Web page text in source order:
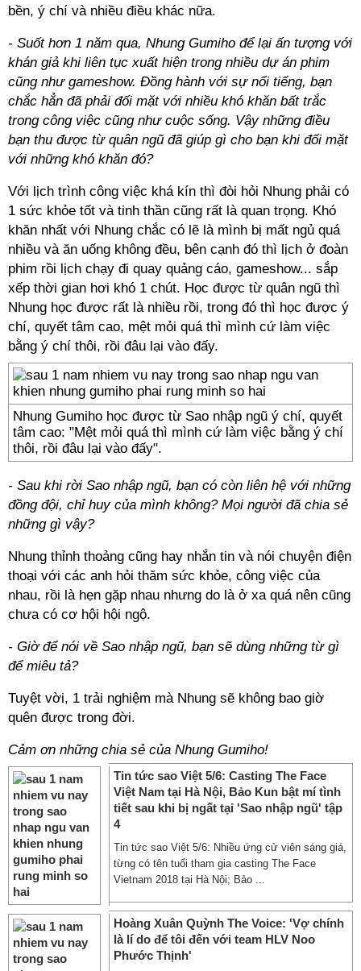
bền, ý chí và nhiều điều khác nữa.
- Suốt hơn 1 năm qua, Nhung Gumiho để lại ấn tượng với
khán giả khi liên tục xuất hiện trong nhiều dự án phim
cũng như gameshow. Đồng hành với sự nổi tiếng, bạn
chắc hẳn đã phải đối mặt với nhiều khó khăn bất trắc
trong công việc cũng như cuộc sống. Vậy những điều
bạn thu được từ quân ngũ đã giúp gì cho bạn khi đối mặt
với những khó khăn đó?
Với lịch trình công việc khá kín thì đòi hỏi Nhung phải có
1 sức khỏe tốt và tinh thần cũng rất là quan trọng. Khó
khăn nhất với Nhung chắc có lẽ là mình bị mất ngủ quá
nhiều và ăn uống không đều, bên cạnh đó thì lịch ở đoàn
phim rồi lịch chạy đi quay quảng cáo, gameshow... sắp
xếp thời gian hơi khó 1 chút. Học được từ quân ngũ thì
Nhung học được rất là nhiều rồi, trong đó thì học được ý
chí, quyết tâm cao, mệt mỏi quá thì mình cứ làm việc
bằng ý chí thôi, rồi đâu lại vào đấy.
Nhung Gumiho học được từ Sao nhập ngũ ý chí, quyết
tâm cao: "Mệt mỏi quá thì mình cứ làm việc bằng ý chí
thôi, rồi đâu lại vào đấy".
- Sau khi rời Sao nhập ngũ, bạn có còn liên hệ với những
đồng đội, chỉ huy của mình không? Mọi người đã chia sẻ
những gì vậy?
Nhung thỉnh thoảng cũng hay nhắn tin và nói chuyện điện
thoại với các anh hỏi thăm sức khỏe, công việc của
nhau, rồi là hẹn gặp nhau nhưng do là ở xa quá nên cũng
chưa có cơ hội hội ngộ.
- Giờ để nói về Sao nhập ngũ, bạn sẽ dùng những từ gì
để miêu tả?
Tuyệt vời, 1 trải nghiệm mà Nhung sẽ không bao giờ
quên được trong đời.
Cảm ơn những chia sẻ của Nhung Gumiho!
Tin tức sao Việt 5/6: Casting The Face
Việt Nam tại Hà Nội, Bảo Kun bật mí tình
tiết sau khi bị ngất tại 'Sao nhập ngũ' tập
4
Tin tức sao Việt 5/6: Nhiều ứng cử viên sáng giá,
từng có tên tuổi tham gia casting The Face
Vietnam 2018 tại Hà Nội; Bảo ...
Hoàng Xuân Quỳnh The Voice: 'Vợ chính
là lí do để tôi đến với team HLV Noo
Phước Thịnh'